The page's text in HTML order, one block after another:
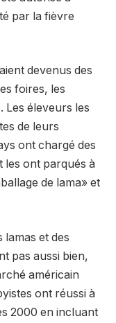
par la fièvre
devenus des
foires, les
Les éleveurs les
de leurs
ont chargé des
les ont parqués à
de lama» et
lamas et des
pas aussi bien,
américain
ont réussi à
2000 en incluant